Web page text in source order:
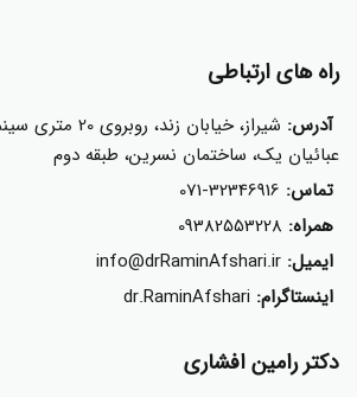
راه های ارتباطی
آدرس:
شیراز، خیابان
عبائیان یک، ساختمان نسرین، طبقه دوم
تماس: 071-32346916
همراه: 09382553228
ایمیل: info@drRaminAfshari.ir
اینستاگرام: dr.RaminAfshari
دکتر رامین افشاری